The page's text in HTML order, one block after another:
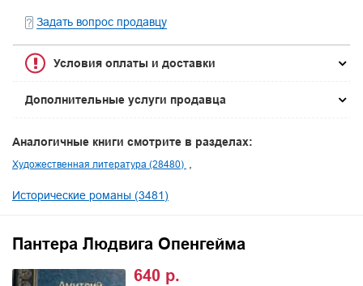
Задать вопрос продавцу
Условия оплаты и доставки
Дополнительные услуги продавца
Аналогичные книги смотрите в разделах:
Художественная литература (28480)
Исторические романы (3481)
Пантера Людвига Опенгейма
640 р.